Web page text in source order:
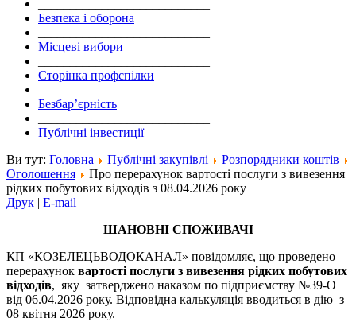
Безпека і оборона
Місцеві вибори
Сторінка профспілки
Безбар’єрність
Публічні інвестиції
Ви тут: Головна Публічні закупівлі
Розпорядники коштів
Оголошення
Про перерахунок вартості послуги з вивезення
рідких побутових відходів з 08.04.2026 року
Друк | E-mail
ШАНОВНІ СПОЖИВАЧІ
КП «КОЗЕЛЕЦЬВОДОКАНАЛ» повідомляє, що проведено
перерахунок вартості послуги з вивезення рідких побутових
відходів, яку затверджено наказом по підприємству №39-О
від 06.04.2026 року. Відповідна калькуляція вводиться в дію з
08 квітня 2026 року.